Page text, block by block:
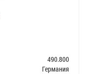
490.800
Германия